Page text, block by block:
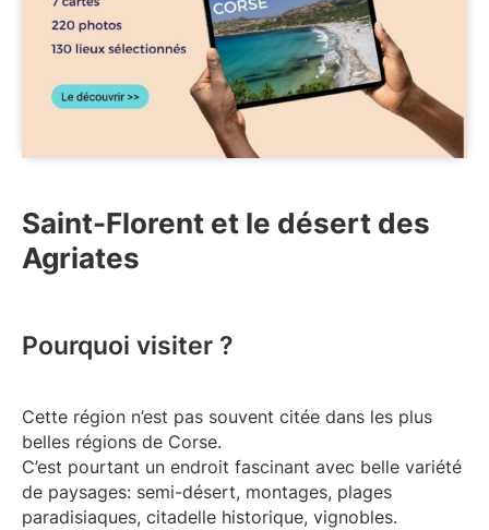
Saint-Florent et le désert des
Agriates
Pourquoi visiter ?
Cette région n’est pas souvent citée dans les plus
belles régions de Corse.
C’est pourtant un endroit fascinant avec belle variété
de paysages: semi-désert, montages, plages
paradisiaques, citadelle historique, vignobles.